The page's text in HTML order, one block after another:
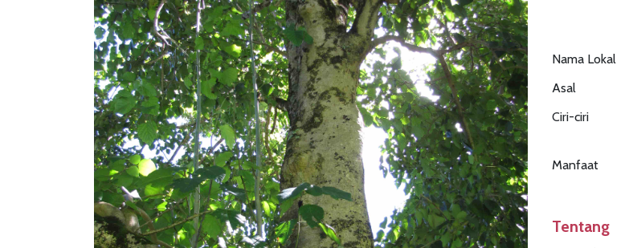
Nama Lokal
Asal
Ciri-ciri
Manfaat
Tentang